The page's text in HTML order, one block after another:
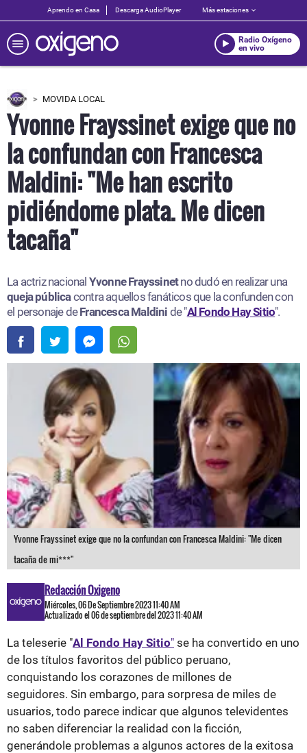
Aprendo en Casa Descarga AudioPlayer Más estaciones
Radio Oxígeno
en vivo
MOVIDA LOCAL
Yvonne Frayssinet exige que no
la confundan con Francesca
Maldini: "Me han escrito
pidiéndome plata. Me dicen
tacaña"
La actriz nacional Yvonne Frayssinetno dudó en realizar una
queja públicacontra aquellos fanáticos que la confunden con
el personaje deFrancescaMaldini de "Al Fondo Hay Sitio".
Yvonne Frayssinet exige que no la confundan con Francesca Maldini: "Me dicen
tacaña de mi***"
Redacción Oxigeno
Miércoles, 06 De Septiembre 2023 11:40 AM
Actualizado el 06 de septiembre del 2023 11:40 AM
La teleserie "Al Fondo Hay Sitio" se ha convertido en uno
de los títulos favoritos del público peruano,
conquistando los corazones de millones de
seguidores. Sin embargo, para sorpresa de miles de
usuarios, todo parece indicar que algunos televidentes
no saben diferenciar la realidad con la ficción,
generándole problemas a algunos actores de la exitosa